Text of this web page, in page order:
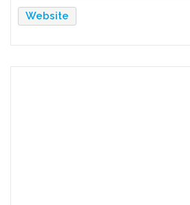
Website